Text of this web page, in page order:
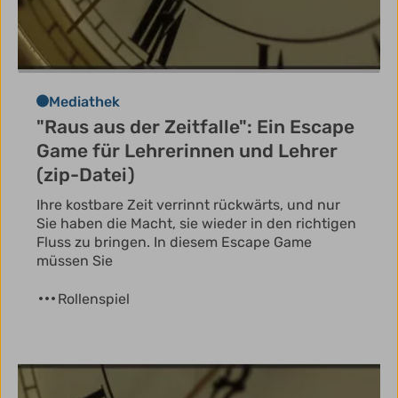
Mediathek
"Raus aus der Zeitfalle": Ein Escape
Game für Lehrerinnen und Lehrer
(zip-Datei)
Ihre kostbare Zeit verrinnt rückwärts, und nur
Sie haben die Macht, sie wieder in den richtigen
Fluss zu bringen. In diesem Escape Game
müssen Sie
Rollenspiel